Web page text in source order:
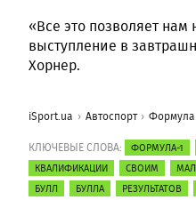
«Все это позволяет
выступление в
Хорнер.
iSport.ua Автоспорт Формула
КЛЮЧЕВЫЕ СЛОВА: ФОРМУЛА-1
КВАЛИФИКАЦИИ
СВОИМ
БУЛЛ
БУЛЛА РЕЗУЛЬТАТОВ